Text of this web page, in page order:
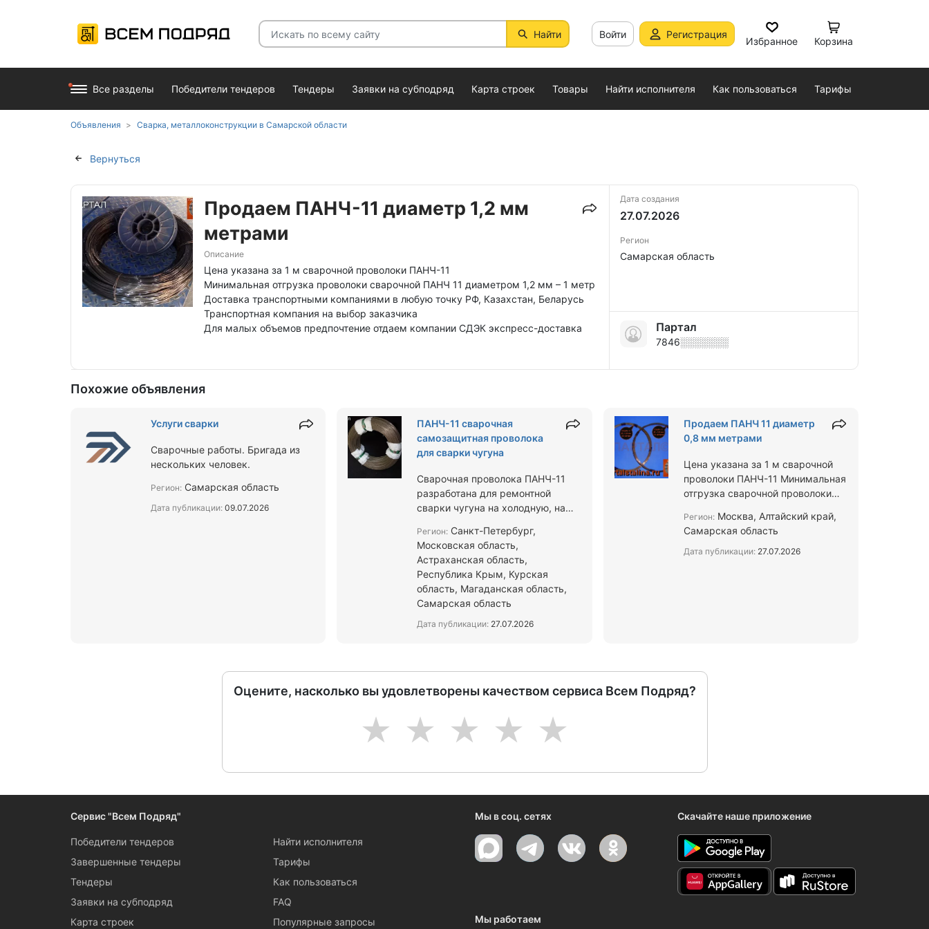
Найти Войти Регистрация
Избранное Корзина
Все разделы Победители тендеров Тендеры Заявки на субподряд Карта строек Товары Найти исполнителя Как пользоваться Тарифы
Объявления Сварка, металлоконструкции в Самарской области
Вернуться
Продаем ПАНЧ-11 диаметр 1,2 мм
метрами
Описание
Цена указана за 1 м сварочной проволоки ПАНЧ-11
Минимальная отгрузка проволоки сварочной ПАНЧ 11 диаметром 1,2 мм – 1 метр
Доставка транспортными компаниями в любую точку РФ, Казахстан, Беларусь
Транспортная компания на выбор заказчика
Для малых объемов предпочтение отдаем компании СДЭК экспресс-доставка
Дата создания
27.07.2026
Регион
Самарская область
Партал
7846░░░░░░░
Похожие объявления
Услуги сварки
Сварочные работы. Бригада из
нескольких человек.
Регион: Самарская область
Дата публикации: 09.07.2026
ПАНЧ-11 сварочная
самозащитная проволока
для сварки чугуна
Сварочная проволока ПАНЧ-11
разработана для ремонтной
сварки чугуна на холодную, на
пластичность, прочность шва,
обладает…
Регион: Санкт-Петербург,
Московская область,
Астраханская область,
Республика Крым, Курская
область, Магаданская область,
Самарская область
Дата публикации: 27.07.2026
Продаем ПАНЧ 11 диаметр
0,8 мм метрами
Цена указана за 1 м сварочной
проволоки ПАНЧ-11 Минимальная
отгрузка сварочной проволоки
метр Доставка транспортными
ком…
Регион:Москва, Алтайский край,
Самарская область
Дата публикации:27.07.2026
Оцените, насколько вы удовлетворены качеством сервиса Всем Подряд?
5
4
3
2
1
Сервис "Всем Подряд"
Победители тендеров
Завершенные тендеры
Тендеры
Заявки на субподряд
Карта строек
Найти исполнителя
Тарифы
Как пользоваться
FAQ
Популярные запросы
Мы в соц. сетях Скачайте наше приложение
Мы работаем